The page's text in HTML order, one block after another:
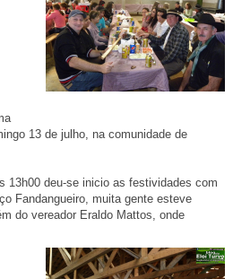
13 de julho, na comunidade de
13h00 deu-se inicio as festividades com
Fandangueiro, muita gente esteve
do vereador Eraldo Mattos, onde